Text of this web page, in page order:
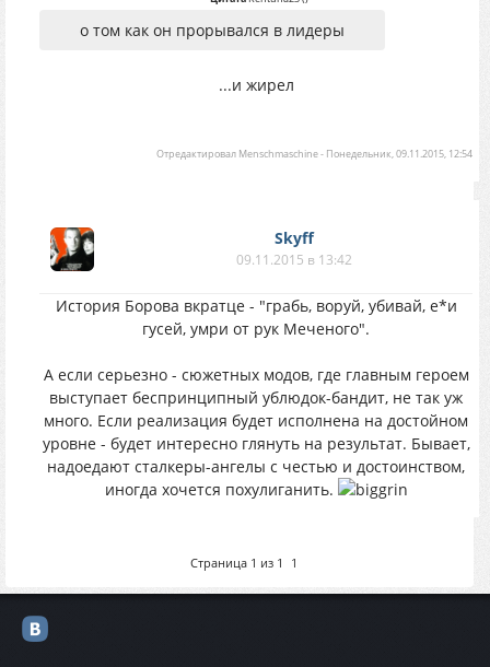
о том как он прорывался в лидеры
...и жирел
Отредактировал Menschmaschine- Понедельник, 09.11.2015, 12:54
Skyff
09.11.2015 в 13:42
История Борова вкратце - "грабь, воруй, убивай, е*и
гусей, умри от рук Меченого".
А если серьезно - сюжетных модов, где главным героем
выступает беспринципный ублюдок-бандит, не так уж
много. Если реализация будет исполнена на достойном
уровне - будет интересно глянуть на результат. Бывает,
надоедают сталкеры-ангелы с честью и достоинством,
иногда хочется похулиганить.
Страница 1 из 1 1